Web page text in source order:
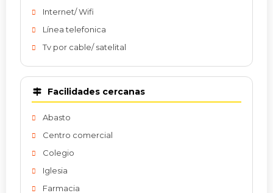
Internet/ Wifi
Línea telefonica
Tv por cable/ satelital
Facilidades cercanas
Abasto
Centro comercial
Colegio
Iglesia
Farmacia